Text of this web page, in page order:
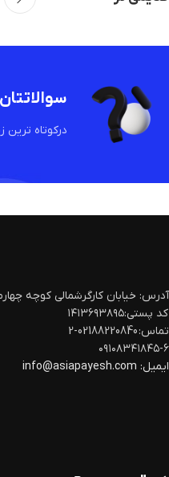
درکوتاه
آدرس: خیابان کارگرشمالی کوچه چهارم‍ شماره ۳۸
کد پستی:۱۴۱۳۶۹۳۸۹۵
تماس: 02188220840-2
۰۹۱۰۸۳۴۱۸۴۵-۶
ایمیل: